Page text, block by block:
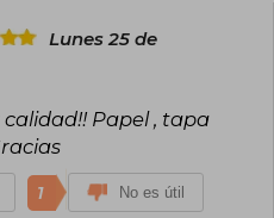
comparte información
procesos y fundamentos
la cocina, acercando este
a profesionales como a
gastronomía. Su libro Esto es
se ha convertido en una
para aquellos que desean
y "por qué" de la cocina,
y arte culinario de manera
Lunes 25 de
Papel , tapa
1 No es útil